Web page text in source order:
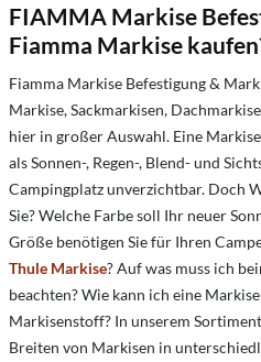
FIAMMA Markise
Fiamma Markise
Fiamma Markise Befestigung &
Markise, Sackmarkisen,
hier in großer Auswahl. Eine
als Sonnen-, Regen-, Blend- und
Campingplatz unverzichtbar. Doch
Sie? Welche Farbe soll Ihr neuer
Größe benötigen Sie für Ihren
Thule Markise?Auf was muss ich
beachten?Wie kann ich eine
Markisenstoff? In unserem
Breiten von Markisen in